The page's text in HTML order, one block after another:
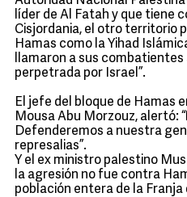
líder de Al Fatah y que tiene
Cisjordania, el otro territorio
Hamas como la Yihad
llamaron a sus
perpetrada por Israel”.
El jefe del bloque de Hamas
Mousa Abu Morzouz, alertó:
Defenderemos a nuestra
represalias”.
Y el ex ministro palestino
la agresión no fue contra
población entera de la Franja